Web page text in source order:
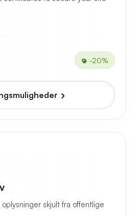
-20%
skjult fra offentlige